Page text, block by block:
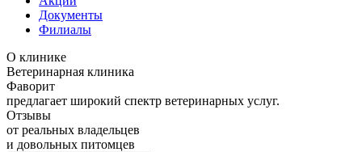
Документы
Филиалы
О клинике
Ветеринарная клиника
Фаворит
предлагает широкий спектр ветеринарных услуг.
Отзывы
от реальных владельцев
и довольных питомцев